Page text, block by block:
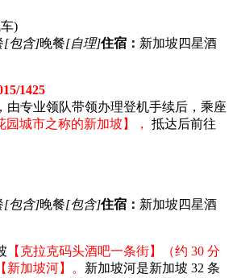
)
[包含]晚餐[自理]住宿： 新加坡四星酒
1425
由专业领队带领办理登机手续后，乘座
园城市之称的新加坡】，
抵达后前往
[包含]晚餐[包含]住宿： 新加坡四星酒
【克拉克码头酒吧一条街】（约 30 分
【新加坡河】。 新加坡河是新加坡 32 条